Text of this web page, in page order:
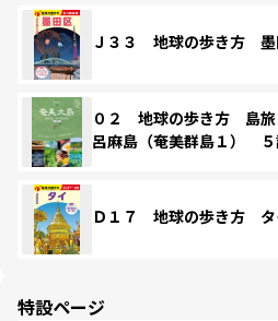
Ｊ３３ 地球の歩き方 墨
０２ 地球の歩き方 島
呂麻島（奄美群島１） ５
Ｄ１７ 地球の歩き方
特設ページ